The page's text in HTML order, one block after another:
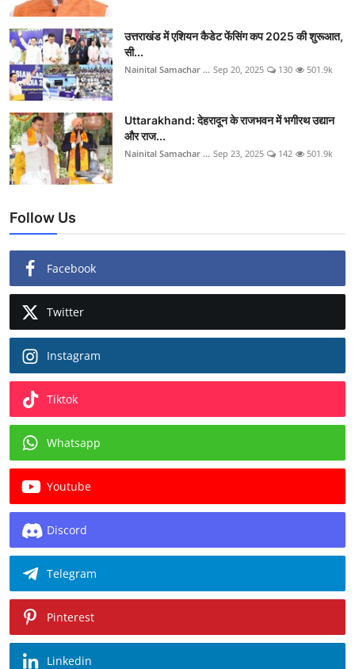
उत्तराखंड में एशियन कैडेट फेंसिंग कप 2025 की शुरूआत,
सी...
Nainital Samachar ... Sep 20, 2025 130 501.9k
Uttarakhand: देहरादून के राजभवन में भगीरथ उद्यान
और राज...
Nainital Samachar ... Sep 23, 2025 142 501.9k
Follow Us
Facebook
Twitter
Instagram
Tiktok
Whatsapp
Youtube
Discord
Telegram
Pinterest
Linkedin